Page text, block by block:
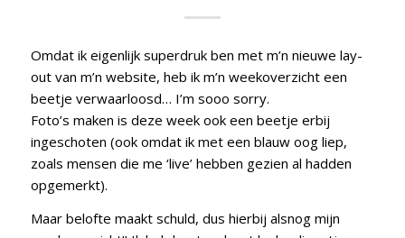
Omdat ik eigenlijk superdruk ben met m’n nieuwe lay-
out van m’n website, heb ik m’n weekoverzicht een
beetje verwaarloosd… I’m sooo sorry.
Foto’s maken is deze week ook een beetje erbij
ingeschoten (ook omdat ik met een blauw oog liep,
zoals mensen die me ‘live’ hebben gezien al hadden
opgemerkt).
Maar belofte maakt schuld, dus hierbij alsnog mijn